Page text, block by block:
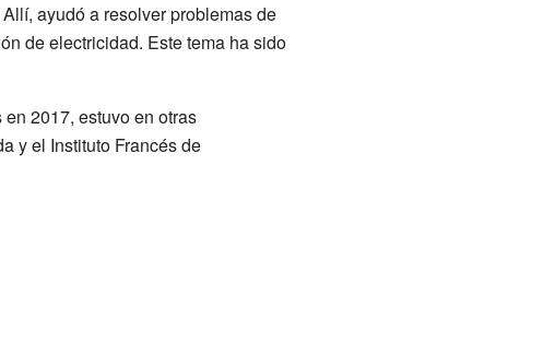
ayudó a resolver problemas de
de electricidad. Este tema ha sido
2017, estuvo en otras
y el Instituto Francés de